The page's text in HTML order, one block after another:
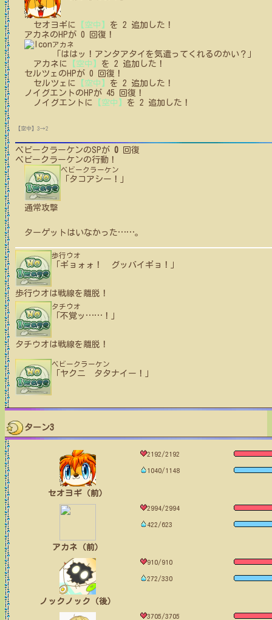
セオヨギ に 【空中】 を 2 追加した！
アカネの HPが 0 回復！
アカネ
「ははッ！アンタアタイを気遣ってくれるのかい？」
アカネ に 【空中】 を 2 追加した！
セルツェ の HPが 0 回復！
セルツェ に 【空中】 を 2 追加した！
ノイグエント の HPが 45 回復！
ノイグエント に 【空中】 を 2 追加した！
【空中】3→2
ベビークラーケンのSPが 0 回復
ベビークラーケンの行動！
ベビークラーケン
「タコアシー！」
通常攻撃
ターゲットはいなかった……。
歩行ウオ
「ギョォォ！ グッバイギョ！」
歩行ウオは戦線を離脱！
タチウオ
「不覚ッ …… ！」
タチウオは戦線を離脱！
ベビークラーケン
「ヤクニ タタナイー！」
ターン3
セオヨギ（前）
2192/2192
1040/1148
アカネ（前）
2994/2994
422/623
ノックノック（後）
910/910
272/330
3705/3705